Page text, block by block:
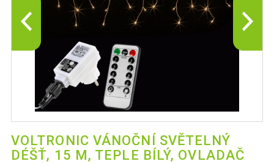
VOLTRONIC VÁNOČNÍ SVĚTELNÝ
DÉŠŤ, 15 M, TEPLE BÍLÝ, OVLADAČ